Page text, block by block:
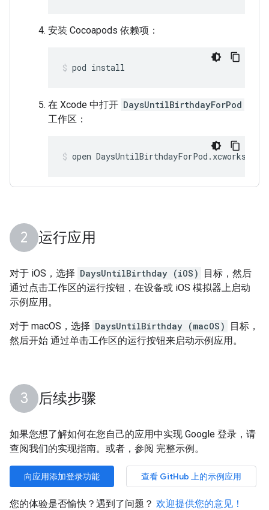
安装 Cocoapods 依赖项：
pod install
在 Xcode 中打开 DaysUntilBirthdayForPod
工作区：
open DaysUntilBirthdayForPod.xcworkspace
运行应用
对于 iOS，选择 DaysUntilBirthday (iOS)
目标，然后
通过点击工作区的运行按钮，在设备或 iOS 模拟器上启动
示例应用。
对于 macOS，选择 DaysUntilBirthday (macOS)
目标，
然后开始 通过单击工作区的运行按钮来启动示例应用。
后续步骤
如果您想了解如何在您自己的应用中实现 Google 登录，请
查阅我们的实现指南。或者，参阅 完整示例。
向应用添加登录功能 查看 GitHub 上的示例应用
您的体验是否愉快？遇到了问题？ 欢迎提供您的意见！